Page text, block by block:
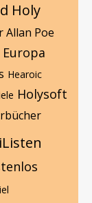
Holy
Allan Poe
Europa
Hearoic
Holysoft
iListen